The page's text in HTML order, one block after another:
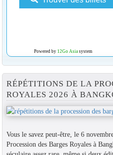
Powered by 12Go Asiasystem
RÉPÉTITIONS DE LA
ROYALES 2026 À
Vous le savez peut-être, le 6
Procession des Barges Royales à